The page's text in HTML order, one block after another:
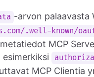
-arvon palaavasta
.well-known/
MCP
MCP Clientia